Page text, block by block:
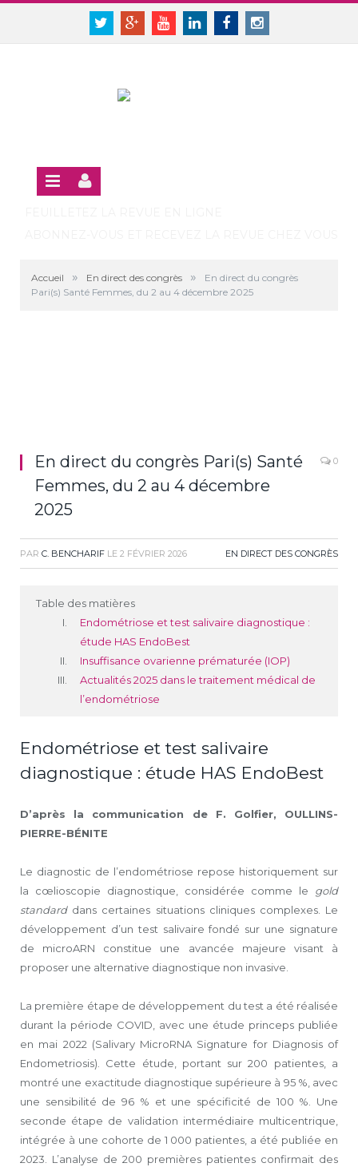
Panneau de gestion des cookies
TwitterGoogle+YoutubeLinkedinFacebookInstagram
SE CONNECTER
Accueil » En direct des congrès »
En direct du congrès
Pari(s) Santé Femmes, du 2 au 4 décembre 2025
En direct du congrès Pari(s) Santé
Femmes, du 2 au 4 décembre
2025
0
PAR C. BENCHARIF LE 2 FÉVRIER 2026 EN DIRECT DES CONGRÈS
Table des matières
Endométriose et test salivaire diagnostique :
étude HAS EndoBest
Insuffisance ovarienne prématurée (IOP)
Actualités 2025 dans le traitement médical de
l’endométriose
Endométriose et test salivaire
diagnostique : étude HAS EndoBest
D’après la communication de F. Golfier, OULLINS-
PIERRE-BÉNITE
Le diagnostic de l’endométriose repose historiquement sur
la cœlioscopie diagnostique, considérée comme le gold
standarddans certaines situations cliniques complexes. Le
développement d’un test salivaire fondé sur une signature
de microARN constitue une avancée majeure visant à
proposer une alternative diagnostique non invasive.
La première étape de développement du test a été réalisée
durant la période COVID, avec une étude princeps publiée
en mai 2022 (Salivary MicroRNA Signature for Diagnosis of
Endometriosis). Cette étude, portant sur 200 patientes, a
montré une exactitude diagnostique supérieure à 95 %, avec
une sensibilité de 96 % et une spécificité de 100 %. Une
seconde étape de validation intermédiaire multicentrique,
intégrée à une cohorte de 1 000 patientes, a été publiée en
2023. L’analyse de 200 premières patientes confirmait des